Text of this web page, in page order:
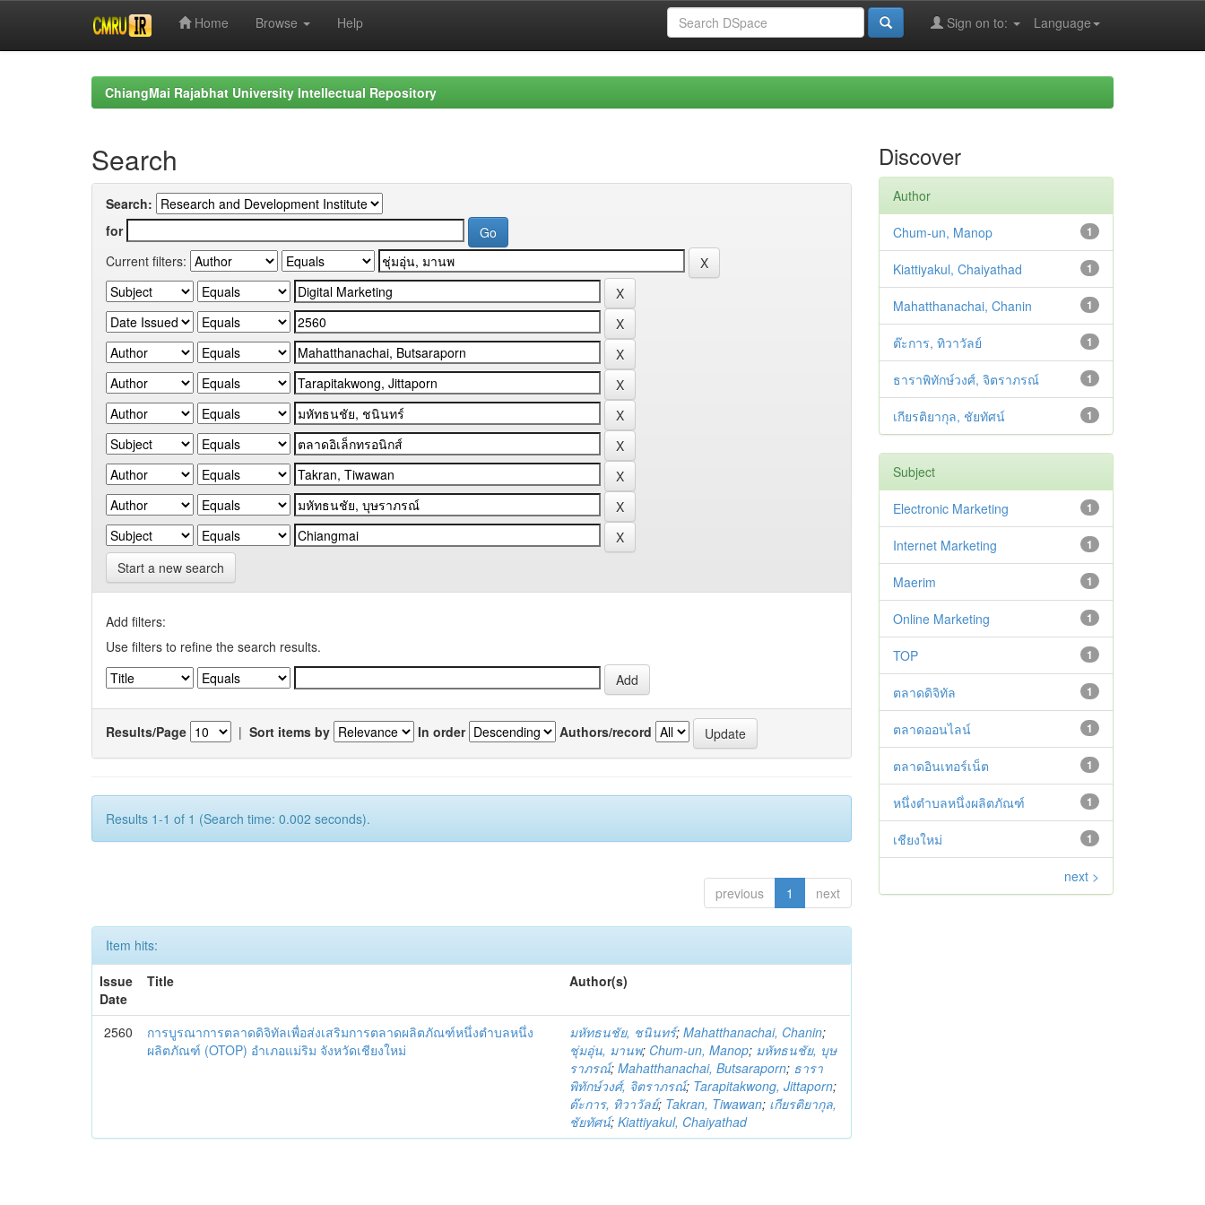
Home Browse Help Language
Sign on to:
ChiangMai Rajabhat University Intellectual Repository
Search
Search:
for
Current filters:
Start a new search
Add filters:
Use filters to refine the search results.
Results/Page | Sort items by In order Authors/record
Results 1-1 of 1 (Search time: 0.002 seconds).
previous 1 next
Item hits:
Issue
Date
Title Author(s)
2560
การบูรณาการตลาดดิจิทัลเพื่อส่งเสริมการตลาดผลิตภัณฑ์หนึ่งตำบลหนึ่ง
ผลิตภัณฑ์ (OTOP) อำเภอแม่ริม จังหวัดเชียงใหม่
มหัทธนชัย, ชนินทร์;Mahatthanachai, Chanin;
ชุ่มอุ่น, มานพ; Chum-un, Manop; มหัทธนชัย, บุษ
ราภรณ์;Mahatthanachai, Butsaraporn; ธารา
พิทักษ์วงศ์, จิตราภรณ์; Tarapitakwong, Jittaporn;
ต๊ะการ, ทิวาวัลย์; Takran, Tiwawan; เกียรติยากุล,
ชัยทัศน์;Kiattiyakul, Chaiyathad
Discover
Author
1
Chum-un, Manop
1
Kiattiyakul, Chaiyathad
1
Mahatthanachai, Chanin
1
ต๊ะการ, ทิวาวัลย์
1
ธาราพิทักษ์วงศ์, จิตราภรณ์
1
เกียรติยากุล, ชัยทัศน์
Subject
1
Electronic Marketing
1
Internet Marketing
1
Maerim
1
Online Marketing
1
TOP
1
ตลาดดิจิทัล
1
ตลาดออนไลน์
1
ตลาดอินเทอร์เน็ต
1
หนึ่งตำบลหนึ่งผลิตภัณฑ์
1
เชียงใหม่
next >